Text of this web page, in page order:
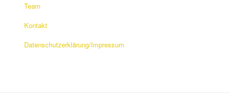
Team
Kontakt
Datenschutzerklärung/Impressum